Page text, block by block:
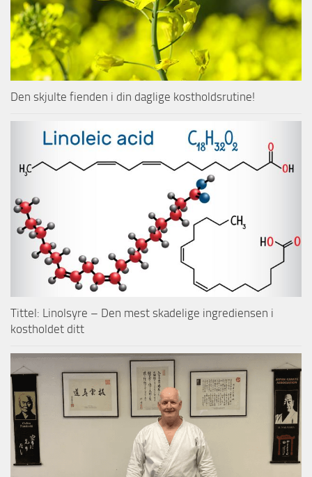
Den skjulte fienden i din daglige kostholdsrutine!
Tittel: Linolsyre – Den mest skadelige ingrediensen i
kostholdet ditt